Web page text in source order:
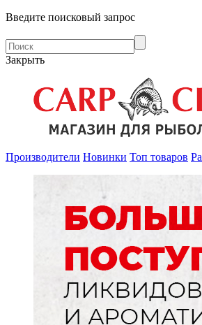
Введите поисковый запрос
Закрыть
Производители Новинки Топ товаров